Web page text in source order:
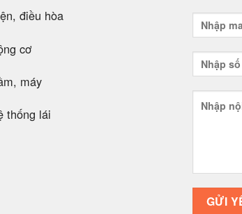
điều hòa
cơ
máy
thống lái